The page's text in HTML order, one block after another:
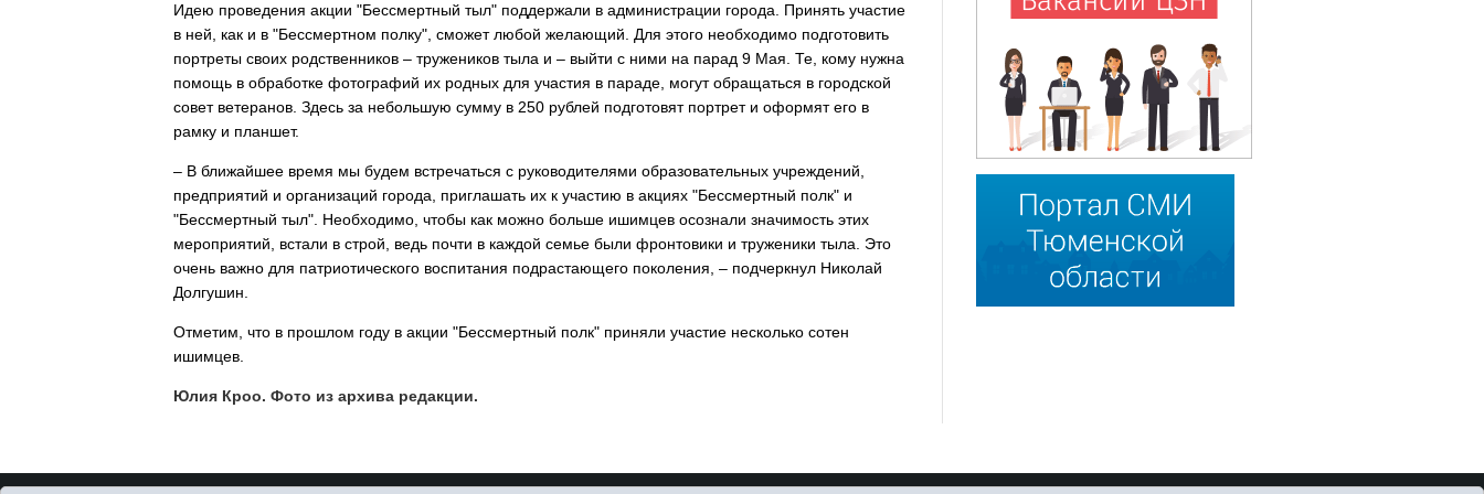
Идею проведения акции "Бес­смертный тыл" поддержали в администрации города. Принять участие
в ней, как и в "Бессмертном полку", сможет любой желающий. Для этого необходимо подготовить
портреты своих родственников – тружеников тыла и – выйти с ними на парад 9 Мая. Те, кому нужна
помощь в обработке фотографий их родных для участия в параде, могут обращаться в городской
совет вете­ранов. Здесь за небольшую сумму в 250 рублей подготовят портрет и оформят его в
рамку и планшет.
– В ближайшее время мы будем встречаться с руководителями об­разовательных учреждений,
пред­приятий и организаций города, приглашать их к участию в акциях "Бессмертный полк" и
"Бессмерт­ный тыл". Необходимо, чтобы как можно больше ишимцев осознали значимость этих
мероприятий, встали в строй, ведь почти в каж­дой семье были фронтовики и труженики тыла. Это
очень важно для патриотического воспитания подрастающего поколения, – под­черкнул Николай
Долгушин.
Отметим, что в прошлом году в акции "Бессмертный полк" при­няли участие несколько сотен
ишимцев.
Юлия Кроо. Фото из архива редакции.